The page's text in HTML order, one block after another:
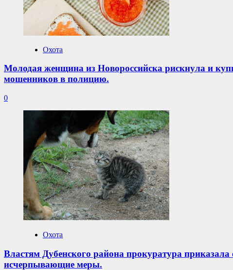
Охота
Молодая женщина из Новороссийска рискнула и
мошенников в полицию.
0
Охота
Властям Дубенского района прокуратура
исчерпывающие меры.